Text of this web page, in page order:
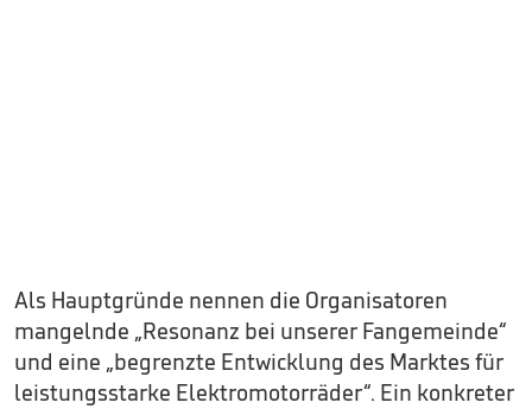
Als Hauptgründe nennen die Organisatoren
mangelnde „Resonanz bei unserer Fangemeinde“
und eine „begrenzte Entwicklung des Marktes für
leistungsstarke Elektromotorräder“. Ein konkreter